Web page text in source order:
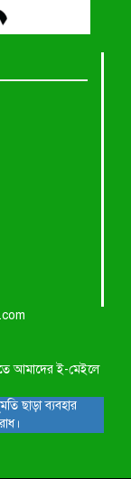
আমাদের ই-মেইলে
ছাড়া ব্যবহার